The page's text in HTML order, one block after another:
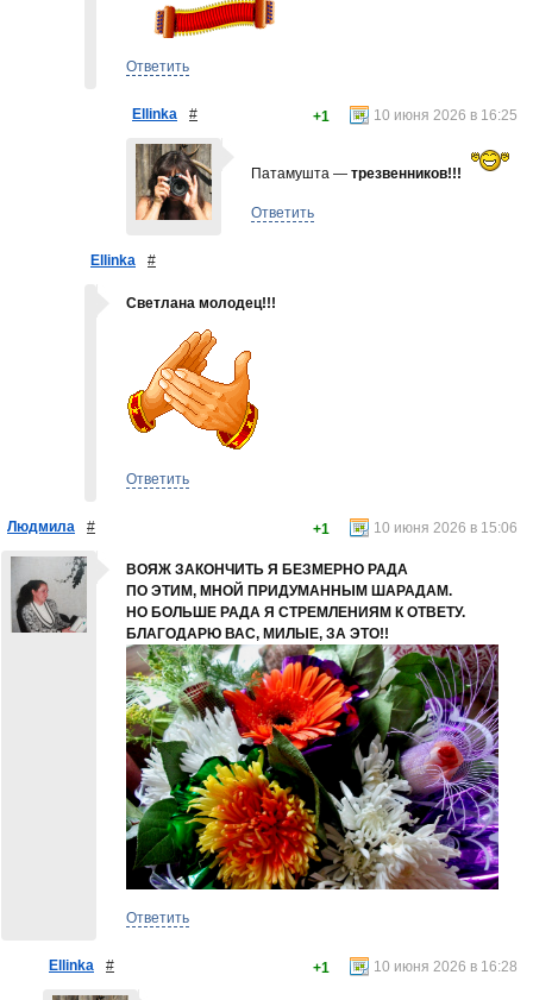
Ответить
Ellinka # 10 июня 2026 в 16:25
+1
Патамушта — трезвенников!!!
Ответить
Ellinka #
Светлана молодец!!!
Ответить
Людмила # 10 июня 2026 в 15:06
+1
ВОЯЖ ЗАКОНЧИТЬ Я БЕЗМЕРНО РАДА
ПО ЭТИМ, МНОЙ ПРИДУМАННЫМ ШАРАДАМ.
НО БОЛЬШЕ РАДА Я СТРЕМЛЕНИЯМ К ОТВЕТУ.
БЛАГОДАРЮ ВАС, МИЛЫЕ, ЗА ЭТО!!
Ответить
Ellinka # 10 июня 2026 в 16:28
+1